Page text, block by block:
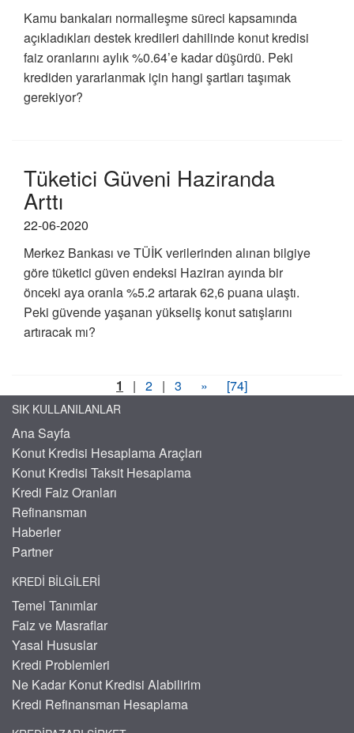
Kamu bankaları normalleşme süreci kapsamında
açıkladıkları destek kredileri dahilinde konut kredisi
faiz oranlarını aylık %0.64’e kadar düşürdü. Peki
krediden yararlanmak için hangi şartları taşımak
gerekiyor?
Tüketici Güveni Haziranda
Arttı
22-06-2020
Merkez Bankası ve TÜİK verilerinden alınan bilgiye
göre tüketici güven endeksi Haziran ayında bir
önceki aya oranla %5.2 artarak 62,6 puana ulaştı.
Peki güvende yaşanan yükseliş konut satışlarını
artıracak mı?
1 | 2 | 3 » [74]
SIK KULLANILANLAR
Ana Sayfa
Konut Kredisi Hesaplama Araçları
Konut Kredisi Taksit Hesaplama
Kredi Faiz Oranları
Refinansman
Haberler
Partner
KREDI BILGILERI
Temel Tanımlar
Faiz ve Masraflar
Yasal Hususlar
Kredi Problemleri
Ne Kadar Konut Kredisi Alabilirim
Kredi Refinansman Hesaplama